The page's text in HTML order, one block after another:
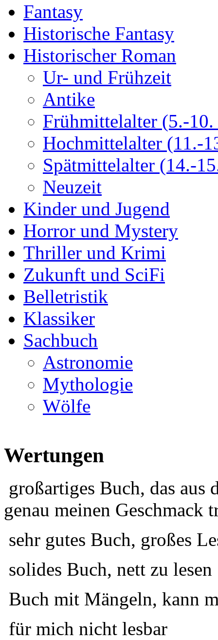
Fantasy
Historische Fantasy
Historischer Roman
Ur- und Frühzeit
Antike
Frühmittelalter (5.-10.
Hochmittelalter (11.-
Spätmittelalter (14.-
Neuzeit
Kinder und Jugend
Horror und Mystery
Thriller und Krimi
Zukunft und SciFi
Belletristik
Klassiker
Sachbuch
Astronomie
Mythologie
Wölfe
Wertungen
großartiges Buch, das aus
genau meinen Geschmack
sehr gutes Buch, großes
solides Buch, nett zu lesen
Buch mit Mängeln, kann
für mich nicht lesbar